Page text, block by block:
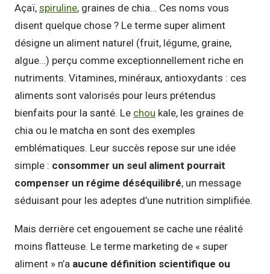
Açaï, spiruline, graines de chia… Ces noms vous
disent quelque chose ? Le terme super aliment
désigne un aliment naturel (fruit, légume, graine,
algue…) perçu comme exceptionnellement riche en
nutriments. Vitamines, minéraux, antioxydants : ces
aliments sont valorisés pour leurs prétendus
bienfaits pour la santé. Le chou kale, les graines de
chia ou le matcha en sont des exemples
emblématiques. Leur succès repose sur une idée
simple : consommer un seul aliment pourrait
compenser un régime déséquilibré, un message
séduisant pour les adeptes d’une nutrition simplifiée.
Mais derrière cet engouement se cache une réalité
moins flatteuse. Le terme marketing de « super
aliment » n’a aucune définition scientifique ou